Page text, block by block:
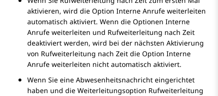
aktivieren, wird die Option Interne Anrufe weiterleiten
automatisch aktiviert. Wenn die Optionen Interne
Anrufe weiterleiten und Rufweiterleitung nach Zeit
deaktiviert werden, wird bei der nächsten Aktivierung
von Rufweiterleitung nach Zeit die Option Interne
Anrufe weiterleiten nicht automatisch aktiviert.
Wenn Sie eine Abwesenheitsnachricht eingerichtet
haben und die Weiterleitungsoption Rufweiterleitung